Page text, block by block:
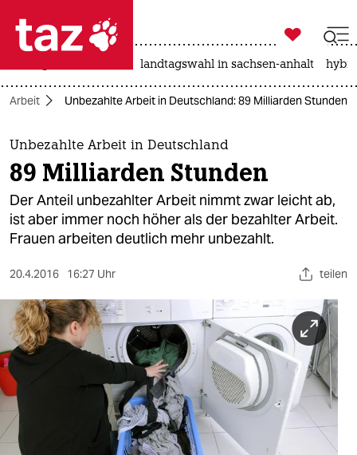
 taz zahl ich
taz zahl ich
themen
politik
öko
sport
berlin
nord
wahrheit

taz zahl ich
landtagswahl in sachsen-anhalt
Arbeit Unbezahlte Arbeit in Deutschland: 89 Milliarden Stunden
Unbezahlte Arbeit in Deutschland
89 Milliarden Stunden
Der Anteil unbezahlter Arbeit nimmt zwar leicht ab,
ist aber immer noch höher als der bezahlter Arbeit.
Frauen arbeiten deutlich mehr unbezahlt.
20.4.2016 16:27 Uhr teilen